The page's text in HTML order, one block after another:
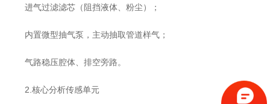
进气过滤滤芯（阻挡液体、粉尘）；
内置微型抽气泵，主动抽取管道样气；
气路稳压腔体、排空旁路。
2.核心分析传感单元